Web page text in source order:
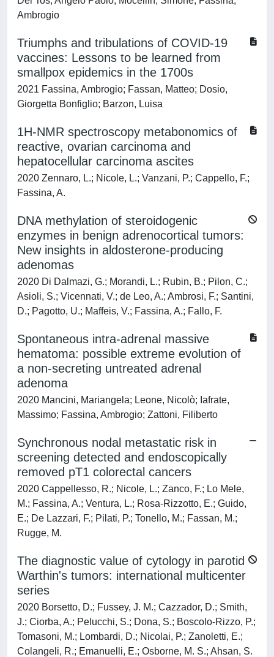
Ambrogio
Triumphs and tribulations of COVID-19
vaccines: Lessons to be learned from
smallpox epidemics in the 1700s
2021 Fassina, Ambrogio; Fassan, Matteo; Dosio,
Giorgetta Bonfiglio; Barzon, Luisa
1H-NMR spectroscopy metabonomics of
reactive, ovarian carcinoma and
hepatocellular carcinoma ascites
2020 Zennaro, L.; Nicole, L.; Vanzani, P.; Cappello, F.;
Fassina, A.
DNA methylation of steroidogenic
enzymes in benign adrenocortical tumors:
New insights in aldosterone-producing
adenomas
2020 Di Dalmazi, G.; Morandi, L.; Rubin, B.; Pilon, C.;
Asioli, S.; Vicennati, V.; de Leo, A.; Ambrosi, F.; Santini,
D.; Pagotto, U.; Maffeis, V.; Fassina, A.; Fallo, F.
Spontaneous intra-adrenal massive
hematoma: possible extreme evolution of
a non-secreting untreated adrenal
adenoma
2020 Mancini, Mariangela; Leone, Nicolò; Iafrate,
Massimo; Fassina, Ambrogio; Zattoni, Filiberto
Synchronous nodal metastatic risk in
screening detected and endoscopically
removed pT1 colorectal cancers
2020 Cappellesso, R.; Nicole, L.; Zanco, F.; Lo Mele,
M.; Fassina, A.; Ventura, L.; Rosa-Rizzotto, E.; Guido,
E.; De Lazzari, F.; Pilati, P.; Tonello, M.; Fassan, M.;
Rugge, M.
The diagnostic value of cytology in parotid
Warthin's tumors: international multicenter
series
2020 Borsetto, D.; Fussey, J. M.; Cazzador, D.; Smith,
J.; Ciorba, A.; Pelucchi, S.; Dona, S.; Boscolo-Rizzo, P.;
Tomasoni, M.; Lombardi, D.; Nicolai, P.; Zanoletti, E.;
Colangeli, R.; Emanuelli, E.; Osborne, M. S.; Ahsan, S.